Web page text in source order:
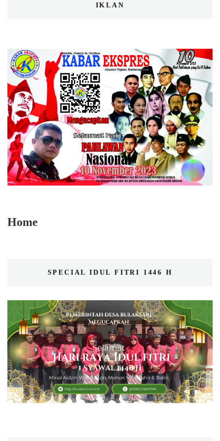
IKLAN
Home
SPECIAL IDUL FITRI 1446 H